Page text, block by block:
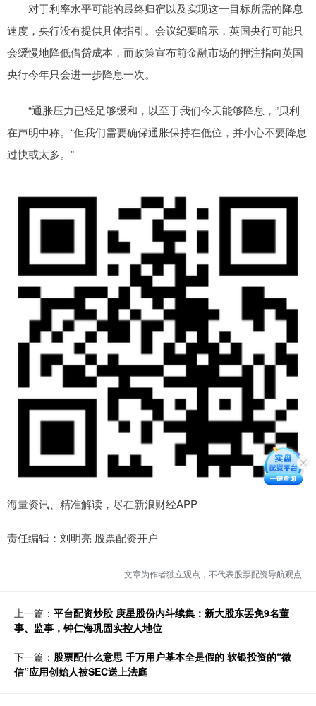
对于利率水平可能的最终归宿以及实现这一目标所需的降息
速度，央行没有提供具体指引。会议纪要暗示，英国央行可能只
会缓慢地降低借贷成本，而政策宣布前金融市场的押注指向英国
央行今年只会进一步降息一次。
“通胀压力已经足够缓和，以至于我们今天能够降息，”贝利
在声明中称。“但我们需要确保通胀保持在低位，并小心不要降息
过快或太多。”
海量资讯、精准解读，尽在新浪财经APP
责任编辑：刘明亮 股票配资开户
文章为作者独立观点，不代表股票配资导航观点
上一篇： 平台配资炒股 庚星股份内斗续集：新大股东罢免9名董
事、监事，钟仁海巩固实控人地位
下一篇： 股票配什么意思 千万用户基本全是假的 软银投资的“微
信”应用创始人被SEC送上法庭